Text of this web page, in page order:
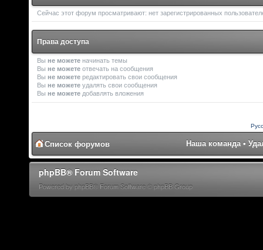
Сейчас этот форум просматривают: нет зарегистрированных
Права доступа
Вы не можете начинать темы
Вы не можете отвечать на сообщения
Вы не можете редактировать свои сообщения
Вы не можете удалять свои сообщения
Вы не можете добавлять вложения
Список форумов Наша команда •
phpBB® Forum Software
Powered by phpBB® Forum Software © phpBB Group